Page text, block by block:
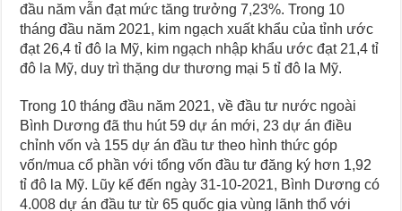
đầu năm vẫn đạt mức tăng trưởng 7,23%. Trong 10
tháng đầu năm 2021, kim ngạch xuất khẩu của tỉnh ước
đạt 26,4 tỉ đô la Mỹ, kim ngạch nhập khẩu ước đạt 21,4 tỉ
đô la Mỹ, duy trì thặng dư thương mại 5 tỉ đô la Mỹ.
Trong 10 tháng đầu năm 2021, về đầu tư nước ngoài
Bình Dương đã thu hút 59 dự án mới, 23 dự án điều
chỉnh vốn và 155 dự án đầu tư theo hình thức góp
vốn/mua cổ phần với tổng vốn đầu tư đăng ký hơn 1,92
tỉ đô la Mỹ. Lũy kế đến ngày 31-10-2021, Bình Dương có
4.008 dự án đầu tư từ 65 quốc gia vùng lãnh thổ với